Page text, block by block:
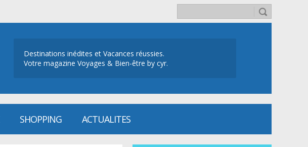
Destinations inédites et Vacances réussies.
Votre magazine Voyages & Bien-être by cyr.
SHOPPING ACTUALITES